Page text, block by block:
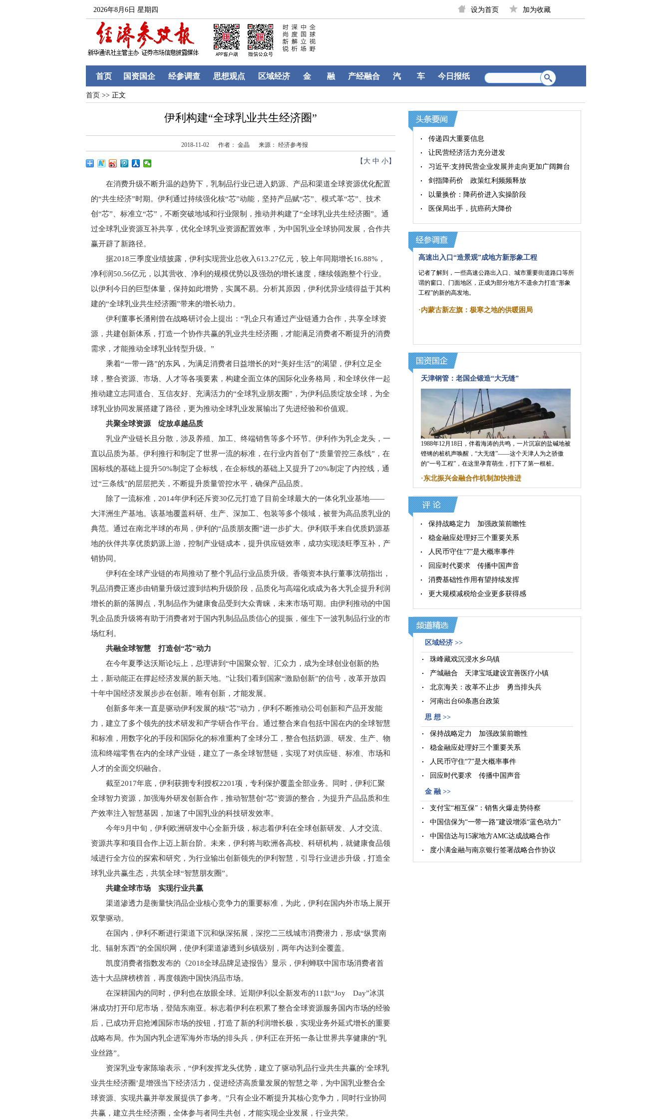
2026年8月6日 星期四 设为首页 加为收藏
首页 国资国企 经参调查 思想观点 区域经济 金 融 产经融合 汽 车 今日报纸
首页 >> 正文
伊利构建“全球乳业共生经济圈”
2018-11-02 作者： 金晶 来源： 经济参考报
【 大 中 小】
在消费升级不断升温的趋势下，乳制品行业已进入奶源、产品和渠道全球资源优化配置
的“共生经济”时期。伊利通过持续强化核“芯”动能，坚持产品赋“芯”、模式革“芯”、技术
创“芯”、标准立“芯”，不断突破地域和行业限制，推动并构建了“全球乳业共生经济圈”。通
过全球乳业资源互补共享，优化全球乳业资源配置效率，为中国乳业全球协同发展，合作共
赢开辟了新路径。
据2018三季度业绩披露，伊利实现营业总收入613.27亿元，较上年同期增长16.88%，
净利润50.56亿元，以其营收、净利的规模优势以及强劲的增长速度，继续领跑整个行业。
以伊利今日的巨型体量，保持如此增势，实属不易。分析其原因，伊利优异业绩得益于其构
建的“全球乳业共生经济圈”带来的增长动力。
伊利董事长潘刚曾在战略研讨会上提出：“乳企只有通过产业链通力合作，共享全球资
源，共建创新体系，打造一个协作共赢的乳业共生经济圈，才能满足消费者不断提升的消费
需求，才能推动全球乳业转型升级。”
乘着“一带一路”的东风，为满足消费者日益增长的对“美好生活”的渴望，伊利立足全
球，整合资源、市场、人才等各项要素，构建全面立体的国际化业务格局，和全球伙伴一起
推动建立志同道合、互信友好、充满活力的“全球乳业朋友圈”，为伊利品质绽放全球，为全
球乳业协同发展搭建了路径，更为推动全球乳业发展输出了先进经验和价值观。
共聚全球资源 绽放卓越品质
乳业产业链长且分散，涉及养殖、加工、终端销售等多个环节。伊利作为乳企龙头，一
直以品质为基。伊利推行和制定了世界一流的标准，在行业内首创了“质量管控三条线”，在
国标线的基础上提升50%制定了企标线，在企标线的基础上又提升了20%制定了内控线，通
过“三条线”的层层把关，不断提升质量管控水平，确保产品品质。
除了一流标准，2014年伊利还斥资30亿元打造了目前全球最大的一体化乳业基地——
大洋洲生产基地。该基地覆盖科研、生产、深加工、包装等多个领域，被誉为高品质乳业的
典范。通过在南北半球的布局，伊利的“品质朋友圈”进一步扩大。伊利联手来自优质奶源基
地的伙伴共享优质奶源上游，控制产业链成本，提升供应链效率，成功实现淡旺季互补，产
销协同。
伊利在全球产业链的布局推动了整个乳品行业品质升级。香颂资本执行董事沈萌指出，
乳品消费正逐步由销量升级过渡到结构升级阶段，品质化与高端化或成为各大乳企提升利润
增长的新的落脚点，乳制品作为健康食品受到大众青睐，未来市场可期。由伊利推动的中国
乳企品质升级将有助于消费者对于国内乳制品品质信心的提振，催生下一波乳制品行业的市
场红利。
共融全球智慧 打造创“芯”动力
在今年夏季达沃斯论坛上，总理讲到“中国聚众智、汇众力，成为全球创业创新的热
土，新动能正在撑起经济发展的新天地。”让我们看到国家“激励创新”的信号，改革开放四
十年中国经济发展步步在创新。唯有创新，才能发展。
创新多年来一直是驱动伊利发展的核“芯”动力，伊利不断推动公司创新和产品开发能
力，建立了多个领先的技术研发和产学研合作平台。通过整合来自包括中国在内的全球智慧
和标准，用数字化的手段和国际化的标准重构了全球分工，整合包括奶源、研发、生产、物
流和终端零售在内的全球产业链，建立了一条全球智慧链，实现了对供应链、标准、市场和
人才的全面交织融合。
截至2017年底，伊利获拥专利授权2201项，专利保护覆盖全部业务。同时，伊利汇聚
全球智力资源，加强海外研发创新合作，推动智慧创“芯”资源的整合，为提升产品品质和生
产效率注入智慧基因，加速了中国乳业的科技研发效率。
今年9月中旬，伊利欧洲研发中心全新升级，标志着伊利在全球创新研发、人才交流、
资源共享和项目合作上迈上新台阶。未来，伊利将与欧洲各高校、科研机构，就健康食品领
域进行全方位的探索和研究，为行业输出创新领先的伊利智慧，引导行业进步升级，打造全
球乳业共赢生态，共筑全球“智慧朋友圈”。
共建全球市场 实现行业共赢
渠道渗透力是衡量快消品企业核心竞争力的重要标准，为此，伊利在国内外市场上展开
双擎驱动。
在国内，伊利不断进行渠道下沉和纵深拓展，深挖二三线城市消费潜力，形成“纵贯南
北、辐射东西”的全国织网，使伊利渠道渗透到乡镇级别，两年内达到全覆盖。
凯度消费者指数发布的《2018全球品牌足迹报告》显示，伊利蝉联中国市场消费者首
选十大品牌榜榜首，再度领跑中国快消品市场。
在深耕国内的同时，伊利也在放眼全球。近期伊利以全新发布的11款“Joy Day”冰淇
淋成功打开印尼市场，登陆东南亚。标志着伊利在积累了整合全球资源服务国内市场的经验
后，已成功开启抢滩国际市场的按钮，打造了新的利润增长极，实现业务外延式增长的重要
战略布局。作为国内乳企进军海外市场的排头兵，伊利正在开拓一条让世界共享健康的“乳
业丝路”。
资深乳业专家陈瑜表示，“伊利发挥龙头优势，建立了驱动乳品行业共生共赢的‘全球乳
业共生经济圈’是增强当下经济活力，促进经济高质量发展的智慧之举，为中国乳业整合全
球资源、实现共赢并举发展提供了参考。”只有企业不断提升其核心竞争力，同时行业协同
共赢，建立共生经济圈，全体参与者同生共创，才能实现企业发展，行业共荣。
传递四大重要信息
让民营经济活力充分迸发
习近平:支持民营企业发展并走向更加广阔舞台
剑指降药价 政策红利频频释放
以量换价：降药价进入实操阶段
医保局出手，抗癌药大降价
高速出入口“造景观”成地方新形象工程
记者了解到，一些高速公路出入口、城市重要街道路口等所
谓的窗口、门面地区，正成为部分地方不遗余力打造“形象
工程”的新的高发地。
·内蒙古新左旗：极寒之地的供暖困局
天津钢管：老国企锻造“大无缝”
1988年12月18日，伴着海涛的共鸣，一片沉寂的盐碱地被
铿锵的桩机声唤醒，“大无缝”——这个天津人为之骄傲
的“一号工程”，在这里孕育萌生，打下了第一根桩。
·东北振兴金融合作机制加快推进
保持战略定力 加强政策前瞻性
稳金融应处理好三个重要关系
人民币守住“7”是大概率事件
回应时代要求 传播中国声音
消费基础性作用有望持续发挥
更大规模减税给企业更多获得感
区域经济 >>
珠峰藏戏沉浸水乡乌镇
产城融合 天津宝坻建设宜善医疗小镇
北京海关：改革不止步 勇当排头兵
河南出台60条惠台政策
思 想 >>
保持战略定力 加强政策前瞻性
稳金融应处理好三个重要关系
人民币守住“7”是大概率事件
回应时代要求 传播中国声音
金 融 >>
支付宝“相互保”：销售火爆走势待察
中国信保为“一带一路”建设增添“蓝色动力”
中国信达与15家地方AMC达成战略合作
度小满金融与南京银行签署战略合作协议